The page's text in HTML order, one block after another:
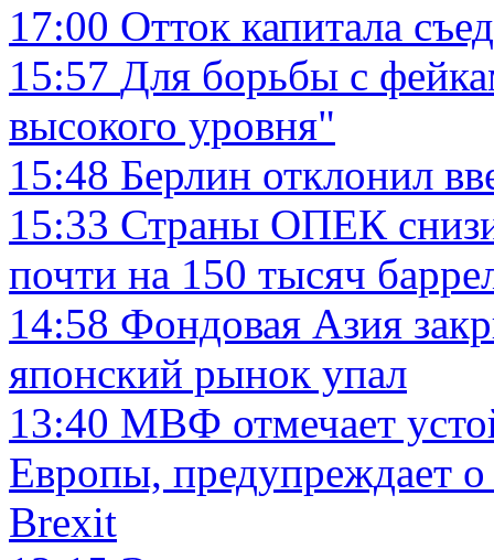
17:00 Отток капитала
15:57 Для борьбы с
высокого уровня"
15:48 Берлин отклонил
15:33 Страны ОПЕК
почти на 150 тысяч
14:58 Фондовая Азия
японский рынок упал
13:40 МВФ отмечает
Европы, предупреждает
Brexit